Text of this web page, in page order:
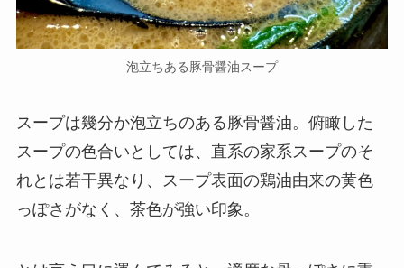
泡立ちある豚骨醤油スープ
スープは幾分か泡立ちのある豚骨醤油。俯瞰した
スープの色合いとしては、直系の家系スープのそ
れとは若干異なり、スープ表面の鶏油由来の黄色
っぽさがなく、茶色が強い印象。